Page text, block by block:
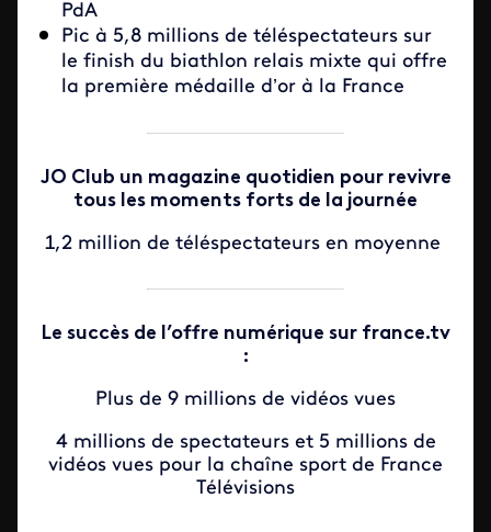
PdA
Pic à 5,8 millions de téléspectateurs sur
le finish du biathlon relais mixte qui offre
la première médaille d’or à la France
JO Club un magazine quotidien pour revivre
tous les moments forts de la journée
1,2 million de téléspectateurs en moyenne
Le succès de l’offre numérique sur france.tv
:
Plus de 9 millions de vidéos vues
4 millions de spectateurs et 5 millions de
vidéos vues pour la chaîne sport de France
Télévisions